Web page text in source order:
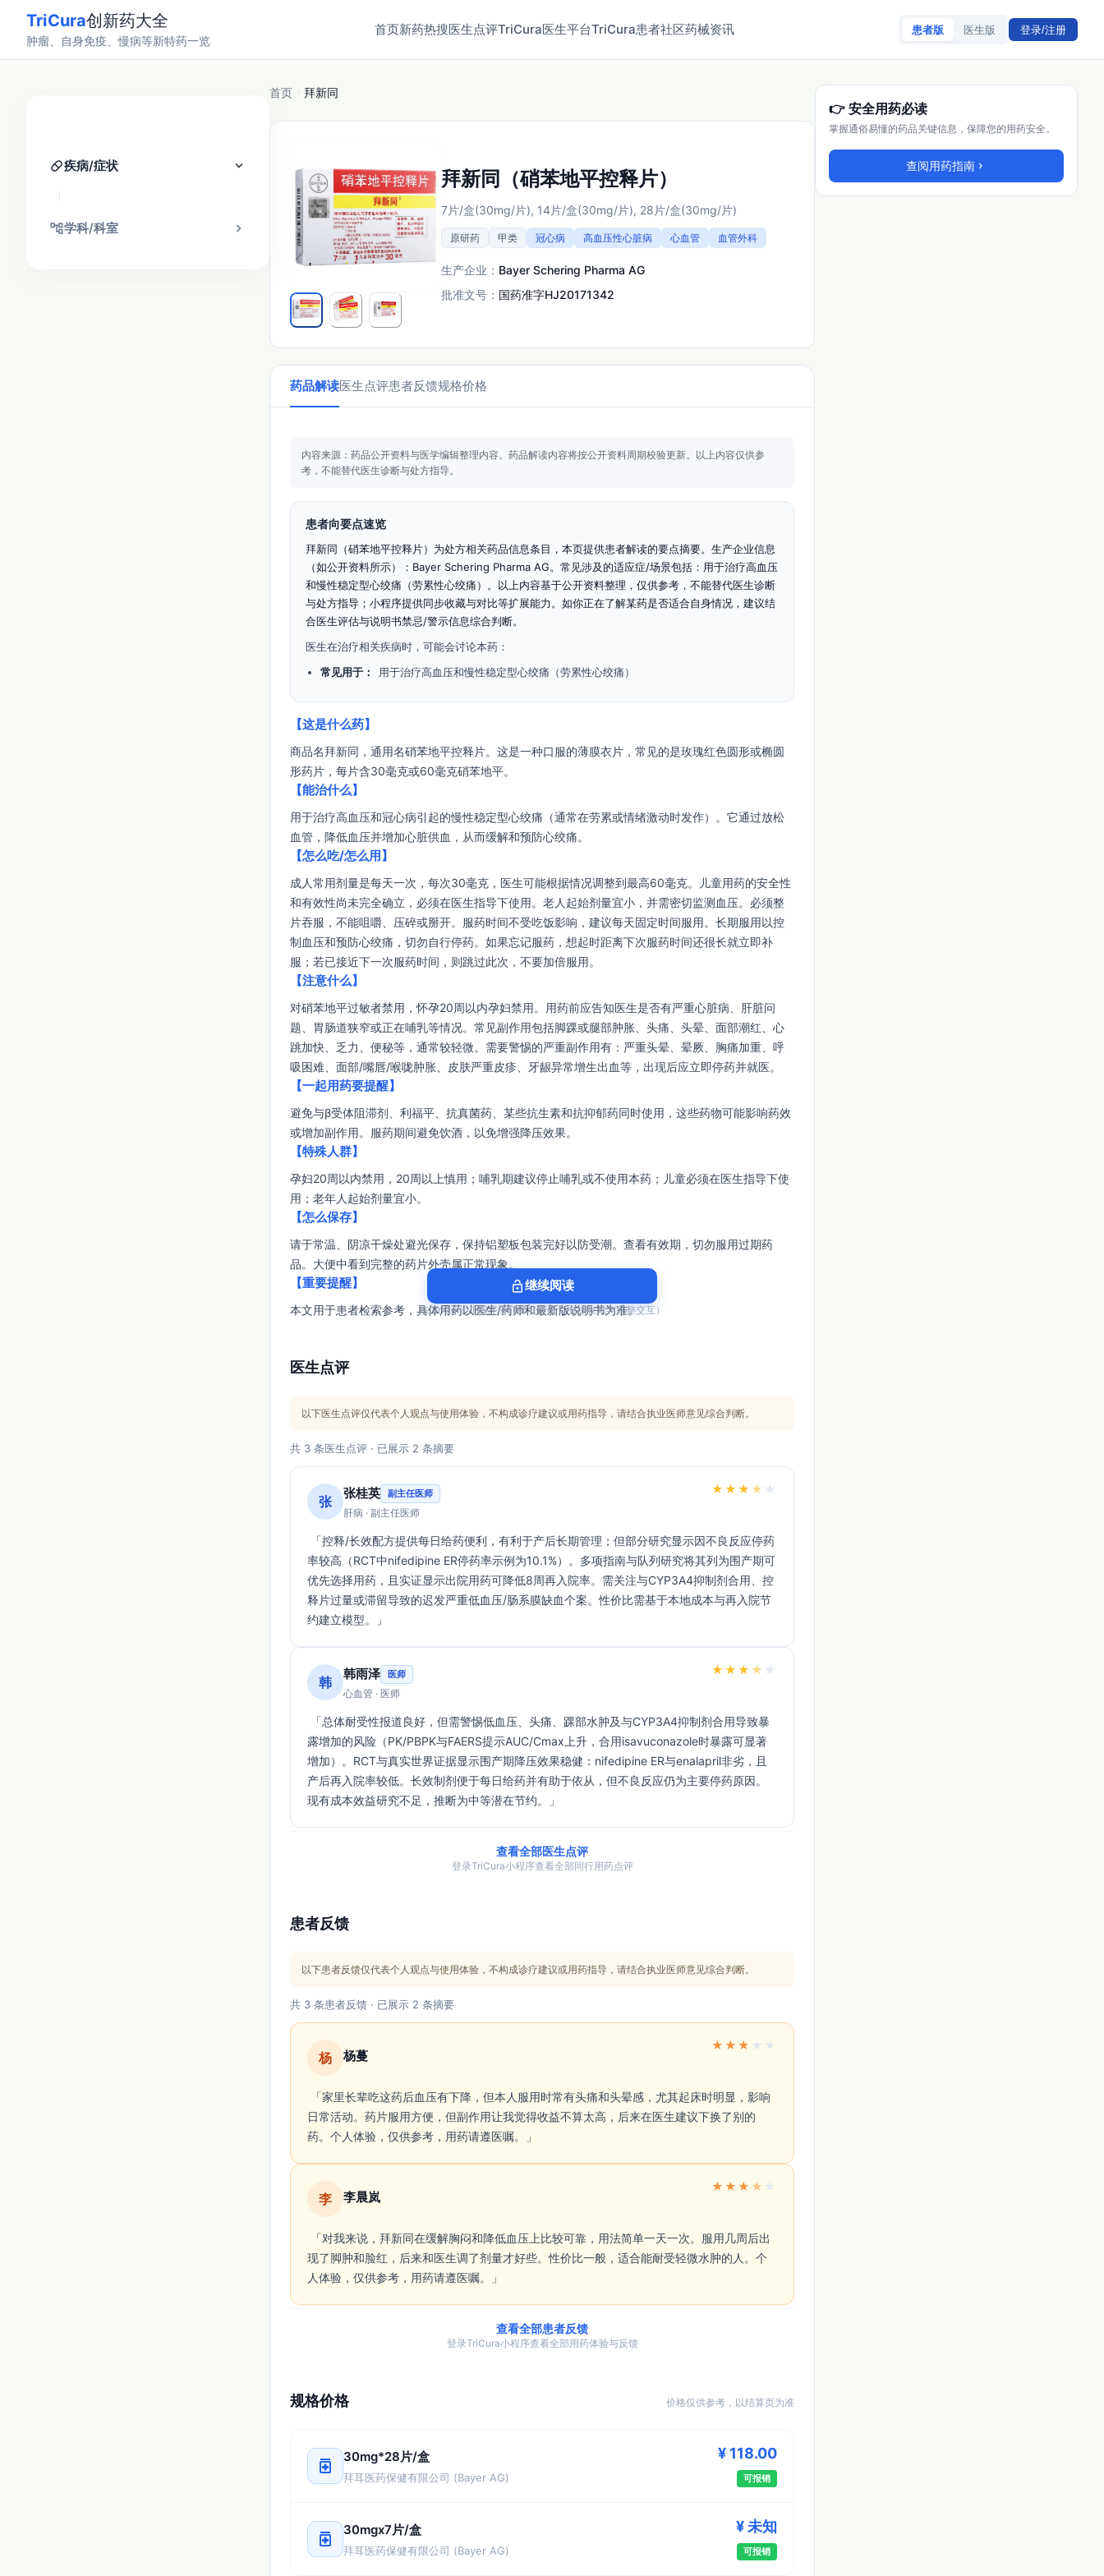
TriCura创新药大全
肿瘤、自身免疫、慢病等新特药一览
首页新药热搜医生点评TriCura医生平台TriCura患者社区药械资讯 患者版 医生版 登录/注册
pill疾病/症状 keyboard_arrow_down
account_tree学科/科室 chevron_right
首页 拜新同
拜新同（硝苯地平控释片）
7片/盒(30mg/片), 14片/盒(30mg/片), 28片/盒(30mg/片)
原研药 甲类 冠心病 高血压性心脏病 心血管 血管外科
生产企业： Bayer Schering Pharma AG
批准文号： 国药准字HJ20171342
药品解读医生点评患者反馈规格价格
内容来源：药品公开资料与医学编辑整理内容。 药品解读内容将按公开资料周期校验更新。 以上内容仅供参
考，不能替代医生诊断与处方指导。
患者向要点速览
拜新同（硝苯地平控释片）为处方相关药品信息条目，本页提供患者解读的要点摘要。生产企业信息
（如公开资料所示）：Bayer Schering Pharma AG。常见涉及的适应症/场景包括：用于治疗高血压
和慢性稳定型心绞痛（劳累性心绞痛）。以上内容基于公开资料整理，仅供参考，不能替代医生诊断
与处方指导；小程序提供同步收藏与对比等扩展能力。如你正在了解某药是否适合自身情况，建议结
合医生评估与说明书禁忌/警示信息综合判断。
医生在治疗相关疾病时，可能会讨论本药：
常见用于：
用于治疗高血压和慢性稳定型心绞痛（劳累性心绞痛）
【这是什么药】
商品名拜新同，通用名硝苯地平控释片。这是一种口服的薄膜衣片，常见的是玫瑰红色圆形或椭圆
形药片，每片含30毫克或60毫克硝苯地平。
【能治什么】
用于治疗高血压和冠心病引起的慢性稳定型心绞痛（通常在劳累或情绪激动时发作）。它通过放松
血管，降低血压并增加心脏供血，从而缓解和预防心绞痛。
【怎么吃/怎么用】
成人常用剂量是每天一次，每次30毫克，医生可能根据情况调整到最高60毫克。儿童用药的安全性
和有效性尚未完全确立，必须在医生指导下使用。老人起始剂量宜小，并需密切监测血压。必须整
片吞服，不能咀嚼、压碎或掰开。服药时间不受吃饭影响，建议每天固定时间服用。长期服用以控
制血压和预防心绞痛，切勿自行停药。如果忘记服药，想起时距离下次服药时间还很长就立即补
服；若已接近下一次服药时间，则跳过此次，不要加倍服用。
【注意什么】
对硝苯地平过敏者禁用，怀孕20周以内孕妇禁用。用药前应告知医生是否有严重心脏病、肝脏问
题、胃肠道狭窄或正在哺乳等情况。常见副作用包括脚踝或腿部肿胀、头痛、头晕、面部潮红、心
跳加快、乏力、便秘等，通常较轻微。需要警惕的严重副作用有：严重头晕、晕厥、胸痛加重、呼
吸困难、面部/嘴唇/喉咙肿胀、皮肤严重皮疹、牙龈异常增生出血等，出现后应立即停药并就医。
【一起用药要提醒】
避免与β受体阻滞剂、利福平、抗真菌药、某些抗生素和抗抑郁药同时使用，这些药物可能影响药效
或增加副作用。服药期间避免饮酒，以免增强降压效果。
【特殊人群】
孕妇20周以内禁用，20周以上慎用；哺乳期建议停止哺乳或不使用本药；儿童必须在医生指导下使
用；老年人起始剂量宜小。
【怎么保存】
请于常温、阴凉干燥处避光保存，保持铝塑板包装完好以防受潮。查看有效期，切勿服用过期药
品。大便中看到完整的药片外壳属正常现象。
【重要提醒】
本文用于患者检索参考，具体用药以医生/药师和最新版说明书为准。
lock_open继续阅读
在 TriCura 小程序中打开（可选，支持收藏与完整交互）
医生点评
以下医生点评仅代表个人观点与使用体验，不构成诊疗建议或用药指导，请结合执业医师意见综合判断。
共 3 条医生点评 · 已展示 2 条摘要
张 张桂英 副主任医师
肝病 · 副主任医师
★ ★ ★ ★ ★
率较高（RCT中nifedipine ER停药率示例为10.1%）。多项指南与队列研究将其列为围产期可
优先选择用药，且实证显示出院用药可降低8周再入院率。需关注与CYP3A4抑制剂合用、控
释片过量或滞留导致的迟发严重低血压/肠系膜缺血个案。性价比需基于本地成本与再入院节
约建立模型。」
韩 韩雨泽 医师
心血管 · 医师
★ ★ ★ ★ ★
露增加的风险（PK/PBPK与FAERS提示AUC/Cmax上升，合用isavuconazole时暴露可显著
增加）。RCT与真实世界证据显示围产期降压效果稳健：nifedipine ER与enalapril非劣，且
产后再入院率较低。长效制剂便于每日给药并有助于依从，但不良反应仍为主要停药原因。
现有成本效益研究不足，推断为中等潜在节约。」
查看全部医生点评
登录TriCura小程序查看全部同行用药点评
患者反馈
以下患者反馈仅代表个人观点与使用体验，不构成诊疗建议或用药指导，请结合执业医师意见综合判断。
共 3 条患者反馈 · 已展示 2 条摘要
杨 杨蔓
★ ★ ★ ★ ★
日常活动。药片服用方便，但副作用让我觉得收益不算太高，后来在医生建议下换了别的
药。个人体验，仅供参考，用药请遵医嘱。」
李 李晨岚
★ ★ ★ ★ ★
现了脚肿和脸红，后来和医生调了剂量才好些。性价比一般，适合能耐受轻微水肿的人。个
人体验，仅供参考，用药请遵医嘱。」
查看全部患者反馈
登录TriCura小程序查看全部用药体验与反馈
规格价格 价格仅供参考，以结算页为准
medication 30mg*28片/盒
拜耳医药保健有限公司 (Bayer AG)
¥ 118.00
可报销
medication 30mgx7片/盒
拜耳医药保健有限公司 (Bayer AG)
¥ 未知
可报销
👉 安全用药必读
掌握通俗易懂的药品关键信息，保障您的用药安全。
查阅用药指南 chevron_right